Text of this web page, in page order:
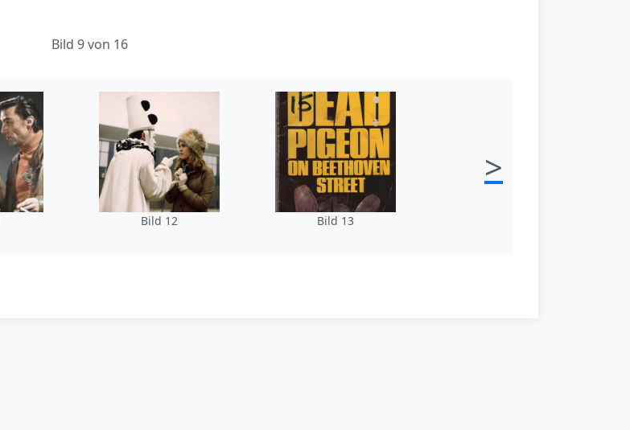
Bild 9 von 16
Bild 12 Bild 13
>